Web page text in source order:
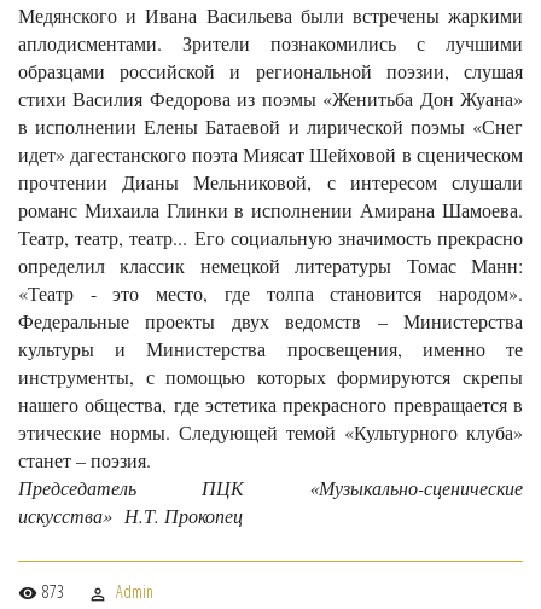
Медянского и Ивана Васильева были встречены жаркими
аплодисментами. Зрители познакомились с лучшими
образцами российской и региональной поэзии, слушая
стихи Василия Федорова из поэмы «Женитьба Дон Жуана»
в исполнении Елены Батаевой и лирической поэмы «Снег
идет» дагестанского поэта Миясат Шейховой в сценическом
прочтении Дианы Мельниковой, с интересом слушали
романс Михаила Глинки в исполнении Амирана Шамоева.
Театр, театр, театр... Его социальную значимость прекрасно
определил классик немецкой литературы Томас Манн:
«Театр - это место, где толпа становится народом».
Федеральные проекты двух ведомств – Министерства
культуры и Министерства просвещения, именно те
инструменты, с помощью которых формируются скрепы
нашего общества, где эстетика прекрасного превращается в
этические нормы. Следующей темой «Культурного клуба»
станет – поэзия.
Председатель ПЦК «Музыкально-сценические
искусства» Н.Т. Прокопец
873 Admin